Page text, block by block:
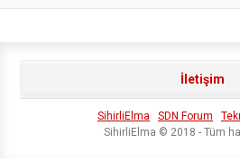
İletişim
SihirliElma SDN Forum
SihirliElma © 2018 - Tüm